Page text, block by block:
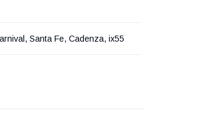
Santa Fe, Cadenza, ix55